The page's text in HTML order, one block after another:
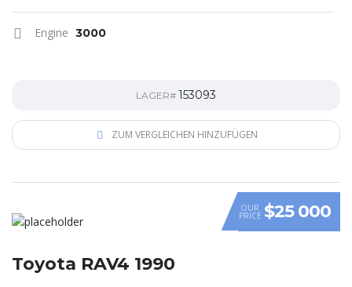
Engine 3000
LAGER# 153093
ZUM VERGLEICHEN HINZUFÜGEN
OUR
PRICE $25 000
Toyota RAV4 1990